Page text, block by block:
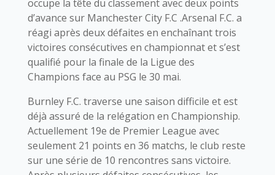
occupe la tête du classement avec deux points
d’avance sur Manchester City F.C .Arsenal F.C. a
réagi après deux défaites en enchaînant trois
victoires consécutives en championnat et s’est
qualifié pour la finale de la Ligue des
Champions face au PSG le 30 mai.
Burnley F.C. traverse une saison difficile et est
déjà assuré de la relégation en Championship.
Actuellement 19e de Premier League avec
seulement 21 points en 36 matchs, le club reste
sur une série de 10 rencontres sans victoire.